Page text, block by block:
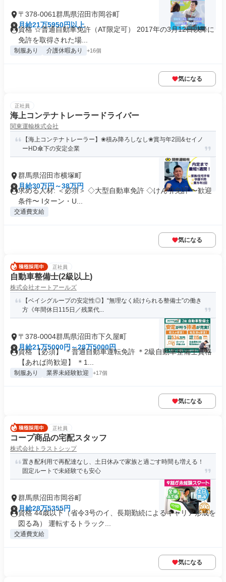
〒378-0061群馬県沼田市岡谷町
月給21万5950円以上
資格 ☆普通自動車免許（AT限定可） 2017年の3月12日以降に
免許を取得された場...
制服あり 介護休暇あり +16個
気になる
正社員
海上コンテナトレーラードライバー
関東運輸株式会社
【海上コンテナトレーラー】❀積み降ろしなし❀賞与年2回&セイノ
ーHD傘下の安定企業
群馬県沼田市横塚町
月給30万円～38万円
求める人材: ＜必須＞ ◇大型自動車免許 ◇けん引免許 〜歓迎
条件〜 Iターン・U...
交通費支給
気になる
正社員
自動車整備士(2級以上)
株式会社オートアールズ
【ベイシグループの安定性◎】“無理なく続けられる整備士”の働き
方《年間休日115日／残業代...
〒378-0004群馬県沼田市下久屋町
月給21万5000円～28万5000円
資格 【必須】 ＊普通自動車運転免許 ＊2級自動車整備士資格
【あれば尚歓迎】 ＊1...
制服あり 業界未経験歓迎 +17個
気になる
正社員
コープ商品の宅配スタッフ
株式会社トラストシップ
置き配利用で再配達なし、土日休みで家族と過ごす時間も増える！
固定ルートで未経験でも安心
群馬県沼田市岡谷町
月給28万5355円
資格 44歳以下（省令3号のイ、長期勤続によるキャリア形成を
図る為） 運転するトラック...
交通費支給
気になる